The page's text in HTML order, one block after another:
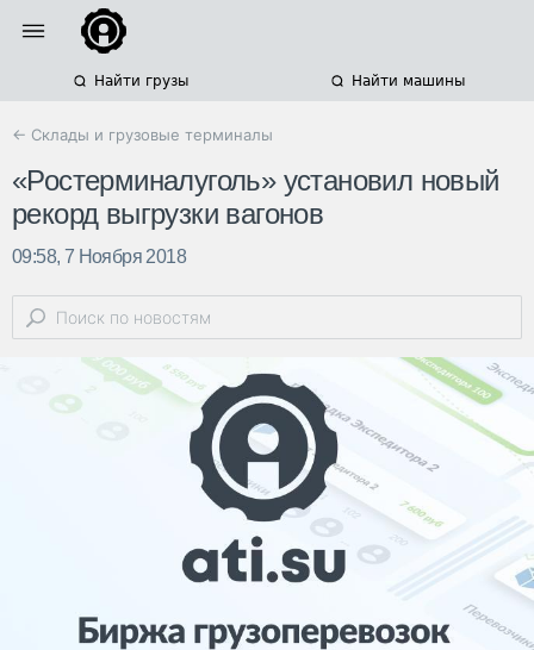
Найти грузы Найти машины
← Склады и грузовые терминалы
«Ростерминалуголь» установил новый
рекорд выгрузки вагонов
09:58, 7 Ноября 2018